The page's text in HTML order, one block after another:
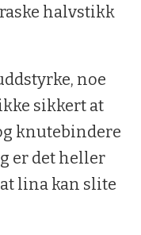
halvstikk
noe
sikkert at
knutebindere
er det heller
lina kan slite